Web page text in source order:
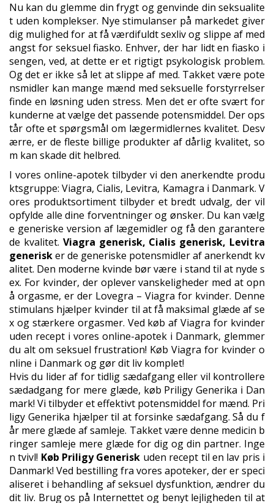
Nu kan du glemme din frygt og genvinde din seksualite
t uden komplekser. Nye stimulanser på markedet giver
dig mulighed for at få værdifuldt sexliv og slippe af med
angst for seksuel fiasko. Enhver, der har lidt en fiasko i
sengen, ved, at dette er et rigtigt psykologisk problem.
Og det er ikke så let at slippe af med. Takket være pote
nsmidler kan mange mænd med seksuelle forstyrrelser
finde en løsning uden stress. Men det er ofte svært for
kunderne at vælge det passende potensmiddel. Der ops
tår ofte et spørgsmål om lægermidlernes kvalitet. Desv
ærre, er de fleste billige produkter af dårlig kvalitet, so
m kan skade dit helbred.
I vores online-apotek tilbyder vi den anerkendte produ
ktsgruppe: Viagra, Cialis, Levitra, Kamagra i Danmark. V
ores produktsortiment tilbyder et bredt udvalg, der vil
opfylde alle dine forventninger og ønsker. Du kan vælg
e generiske version af lægemidler og få den garantere
de kvalitet. Viagra generisk, Cialis generisk, Levitra
generisker de generiske potensmidler af anerkendt kv
alitet. Den moderne kvinde bør være i stand til at nyde s
ex. For kvinder, der oplever vanskeligheder med at opn
å orgasme, er der Lovegra – Viagra for kvinder. Denne
stimulans hjælper kvinder til at få maksimal glæde af se
x og stærkere orgasmer. Ved køb af Viagra for kvinder
uden recept i vores online-apotek i Danmark, glemmer
du alt om seksuel frustration! Køb Viagra for kvinder o
nline i Danmark og gør dit liv komplet!
Hvis du lider af for tidlig sædafgang eller vil kontrollere
sædadgang for mere glæde, køb Priligy Generika i Dan
mark! Vi tilbyder et effektivt potensmiddel for mænd. Pri
ligy Generika hjælper til at forsinke sædafgang. Så du f
år mere glæde af samleje. Takket være denne medicin b
ringer samleje mere glæde for dig og din partner. Inge
n tvivl! Køb Priligy Generisk uden recept til en lav pris i
Danmark! Ved bestilling fra vores apoteker, der er speci
aliseret i behandling af seksuel dysfunktion, ændrer du
dit liv. Brug os på Internettet og benyt lejligheden til at